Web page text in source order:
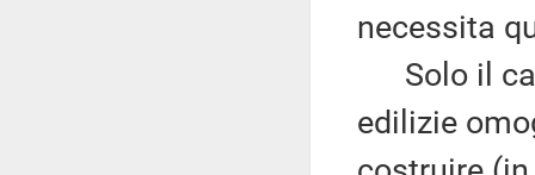
necessita
Solo il
edilizie